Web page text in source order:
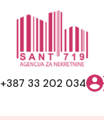
+387 33 202 034